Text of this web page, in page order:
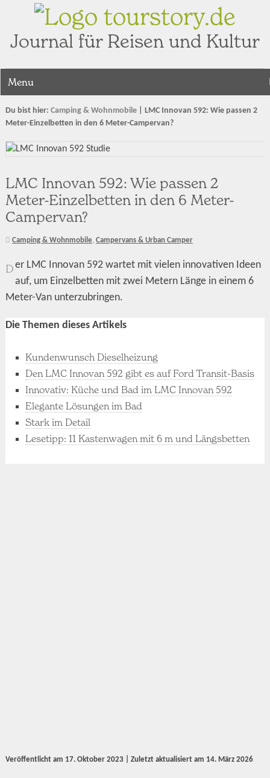
tourstory.de
Journal für Reisen und Kultur
Menu
Du bist hier: Camping & Wohnmobile| LMC Innovan 592: Wie passen 2
Meter-Einzelbetten in den 6 Meter-Campervan?
LMC Innovan 592: Wie passen 2
Meter-Einzelbetten in den 6 Meter-
Campervan?
Camping & Wohnmobile, Campervans & Urban Camper
Der LMC Innovan 592 wartet mit vielen innovativen Ideen
auf, um Einzelbetten mit zwei Metern Länge in einem 6
Meter-Van unterzubringen.
Die Themen dieses Artikels
Kundenwunsch Dieselheizung
Den LMC Innovan 592 gibt es auf Ford Transit-Basis
Innovativ: Küche und Bad im LMC Innovan 592
Elegante Lösungen im Bad
Stark im Detail
Lesetipp: 11 Kastenwagen mit 6 m und Längsbetten
Veröffentlicht am 17. Oktober 2023| Zuletzt aktualisiert am 14. März 2026